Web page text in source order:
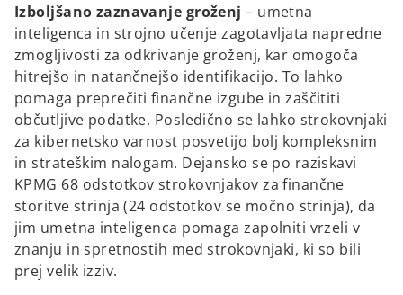
Izboljšano zaznavanje groženj– umetna
inteligenca in strojno učenje zagotavljata napredne
zmogljivosti za odkrivanje groženj, kar omogoča
hitrejšo in natančnejšo identifikacijo. To lahko
pomaga preprečiti finančne izgube in zaščititi
občutljive podatke. Posledično se lahko strokovnjaki
za kibernetsko varnost posvetijo bolj kompleksnim
in strateškim nalogam. Dejansko se po raziskavi
KPMG 68 odstotkov strokovnjakov za finančne
storitve strinja (24 odstotkov se močno strinja), da
jim umetna inteligenca pomaga zapolniti vrzeli v
znanju in spretnostih med strokovnjaki, ki so bili
prej velik izziv.